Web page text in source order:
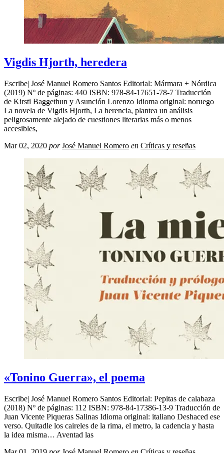
Vigdis Hjorth, heredera
Escribe| José Manuel Romero Santos Editorial: Mármara + Nórdica
(2019) Nº de páginas: 440 ISBN: 978-84-17651-78-7 Traducción
de Kirsti Baggethun y Asunción Lorenzo Idioma original: noruego
La novela de Vigdis Hjorth, La herencia, plantea un análisis
peligrosamente alejado de cuestiones literarias más o menos
accesibles,
Mar 02, 2020 por José Manuel Romero en Críticas y reseñas
«Tonino Guerra», el poema
Escribe| José Manuel Romero Santos Editorial: Pepitas de calabaza
(2018) Nº de páginas: 112 ISBN: 978-84-17386-13-9 Traducción de
Juan Vicente Piqueras Salinas Idioma original: italiano Deshaced ese
verso. Quitadle los caireles de la rima, el metro, la cadencia y hasta
la idea misma… Aventad las